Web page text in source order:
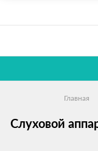
Главная
Слуховой